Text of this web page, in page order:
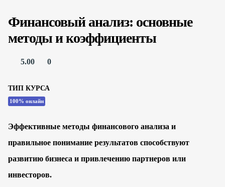
Финансовый анализ: основные
методы и коэффициенты
5.00 0
ТИП КУРСА
100% онлайн
Эффективные методы финансового анализа и
правильное понимание результатов способствуют
развитию бизнеса и привлечению партнеров или
инвесторов.